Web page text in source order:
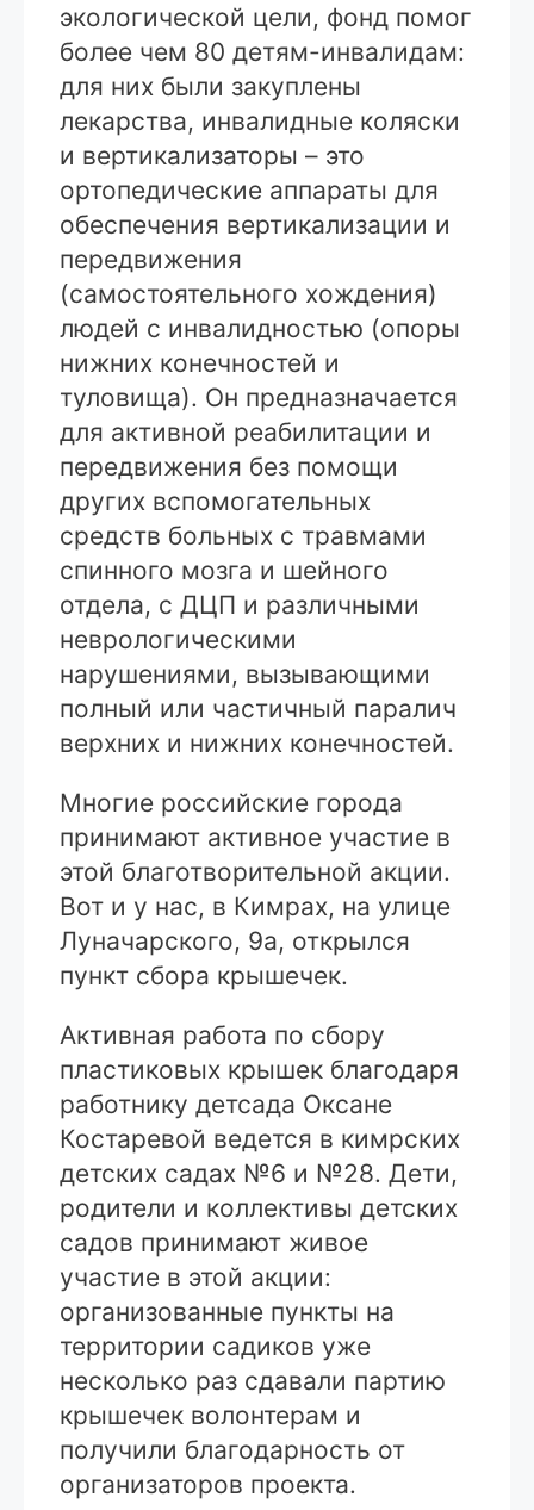
экологической цели, фонд помог
более чем 80 детям-инвалидам:
для них были закуплены
лекарства, инвалидные коляски
и вертикализаторы – это
ортопедические аппараты для
обеспечения вертикализации и
передвижения
(самостоятельного хождения)
людей с инвалидностью (опоры
нижних конечностей и
туловища). Он предназначается
для активной реабилитации и
передвижения без помощи
других вспомогательных
средств больных с травмами
спинного мозга и шейного
отдела, с ДЦП и различными
неврологическими
нарушениями, вызывающими
полный или частичный паралич
верхних и нижних конечностей.
Многие российские города
принимают активное участие в
этой благотворительной акции.
Вот и у нас, в Кимрах, на улице
Луначарского, 9а, открылся
пункт сбора крышечек.
Активная работа по сбору
пластиковых крышек благодаря
работнику детсада Оксане
Костаревой ведется в кимрских
детских садах №6 и №28. Дети,
родители и коллективы детских
садов принимают живое
участие в этой акции:
организованные пункты на
территории садиков уже
несколько раз сдавали партию
крышечек волонтерам и
получили благодарность от
организаторов проекта.